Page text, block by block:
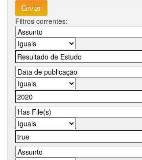
Filtros correntes: